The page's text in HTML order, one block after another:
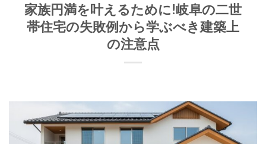
家族円満を叶えるために!岐阜の二世
帯住宅の失敗例から学ぶべき建築上
の注意点